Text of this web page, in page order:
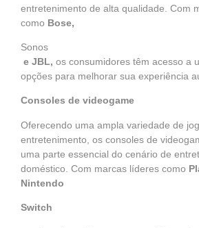
entretenimento de alta qualidade. Com
como Bose,
Sonos
e JBL, os consumidores têm acesso a
opções para melhorar sua experiência
Consoles de videogame
Oferecendo uma ampla variedade de
entretenimento, os consoles de
uma parte essencial do cenário de
doméstico. Com marcas líderes como
Nintendo
Switch